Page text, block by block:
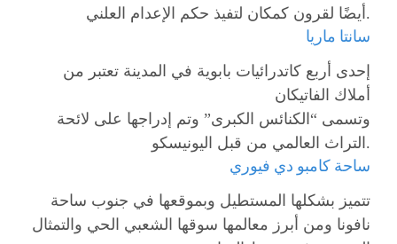
أيضًا لقرون كمكان لتفيذ حكم الإعدام العلني.
سانتا ماريا
إحدى أربع كاتدرائيات بابوية في المدينة تعتبر من
أملاك الفاتيكان
وتسمى “الكنائس الكبرى” وتم إدراجها على لائحة
التراث العالمي من قبل اليونيسكو.
ساحة كامبو دي فيوري
تتميز بشكلها المستطيل وبموقعها في جنوب ساحة
نافونا ومن أبرز معالمها سوقها الشعبي الحي والتمثال